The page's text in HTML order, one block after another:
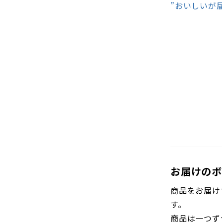
”おいしい
お届けの
商品をお届
す。
商品は一つ